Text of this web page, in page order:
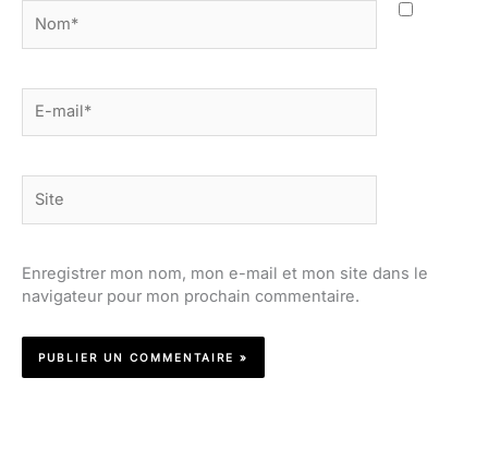
mail*
Enregistrer mon nom, mon e-mail et mon site dans le
navigateur pour mon prochain commentaire.